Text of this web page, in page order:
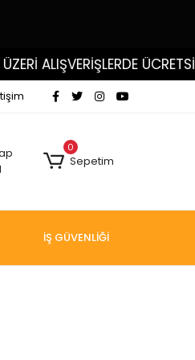
ALIŞVERİŞLERDE ÜCRETSİZ
0
Sepetim
İŞ GÜVENLİĞİ